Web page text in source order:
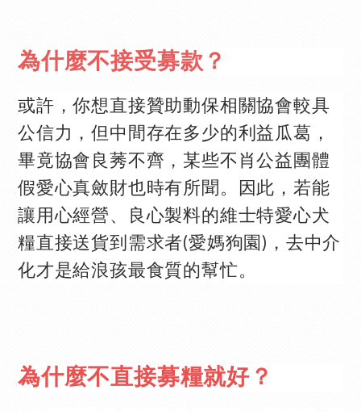
為什麼不接受募款？
或許，你想直接贊助動保相關協會較具
公信力，但中間存在多少的利益瓜葛，
畢竟協會良莠不齊，某些不肖公益團體
假愛心真斂財也時有所聞。因此，若能
讓用心經營、良心製料的維士特愛心犬
糧直接送貨到需求者(愛媽狗園)，去中介
化才是給浪孩最食質的幫忙。
為什麼不直接募糧就好？